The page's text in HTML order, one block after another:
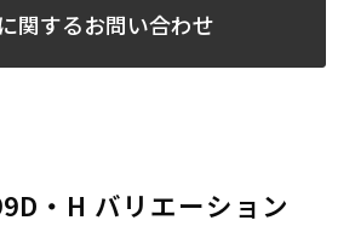
関するお問い合わせ
・H バリエーション